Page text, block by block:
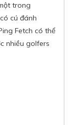
trong
cú đánh
Fetch có thể
nhiều golfers